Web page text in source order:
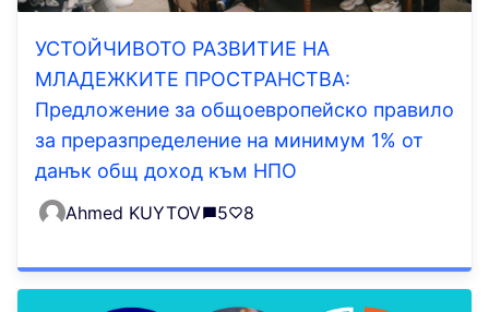
УСТОЙЧИВОТО РАЗВИТИЕ НА
МЛАДЕЖКИТЕ ПРОСТРАНСТВА:
Предложение за общоевропейско правило
за преразпределение на минимум 1% от
данък общ доход към НПО
Ahmed KUYTOV 5 8